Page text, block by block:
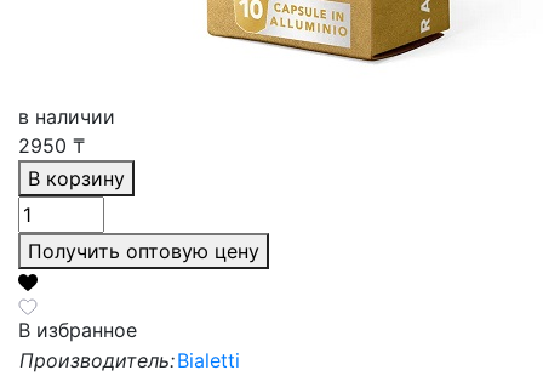
в наличии
2950 ₸
В корзину
Получить оптовую цену
В избранное
Производитель:Bialetti